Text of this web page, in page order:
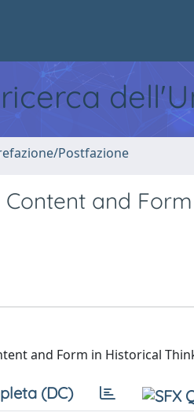
Postfazione
and
and Form in Historical
(DC)